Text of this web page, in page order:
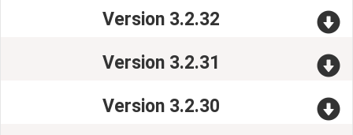
Version 3.2.32
Version 3.2.31
Version 3.2.30